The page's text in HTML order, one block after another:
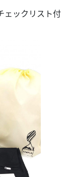
ェックリスト付